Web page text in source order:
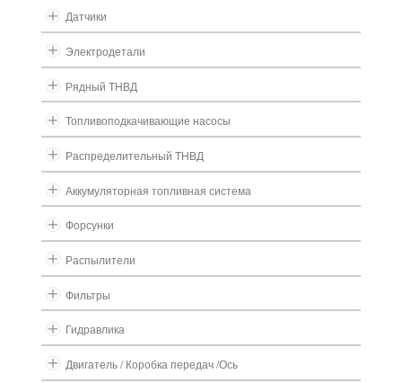
Датчики
Электродетали
Рядный ТНВД
Топливоподкачивающие насосы
Распределительный ТНВД
Аккумуляторная топливная система
Форсунки
Распылители
Фильтры
Гидравлика
Двигатель / Коробка передач /Ось